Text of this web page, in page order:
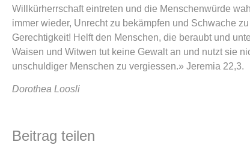
Willkürherrschaft eintreten und die Menschenwürde
immer wieder, Unrecht zu bekämpfen und Schwache
Gerechtigkeit! Helft den Menschen, die beraubt und
Waisen und Witwen tut keine Gewalt an und nutzt sie
unschuldiger Menschen zu vergiessen.» Jeremia 22,3.
Dorothea Loosli
Beitrag teilen